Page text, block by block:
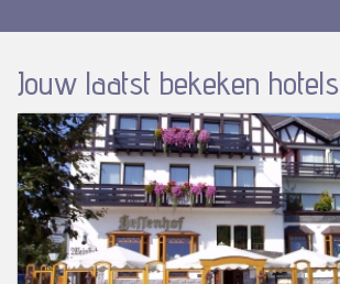
Jouw laatst bekeken hotels